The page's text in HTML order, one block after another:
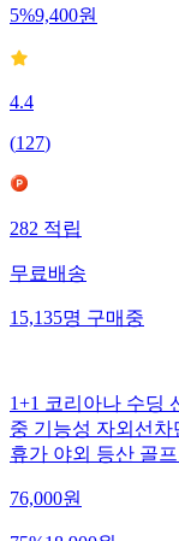
5%9,400원
4.4
(127)
282 적립
무료배송
15,135명 구매중
1+1 코리아나 수딩
중 기능성 자외선
휴가 야외 등산 골
76,000원